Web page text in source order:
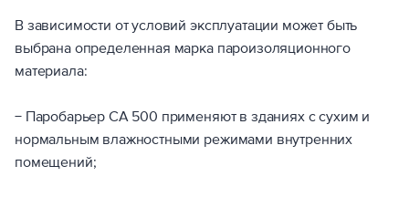
В зависимости от условий эксплуатации может быть
выбрана определенная марка пароизоляционного
материала:
− Паробарьер СА 500 применяют в зданиях с сухим и
нормальным влажностными режимами внутренних
помещений;